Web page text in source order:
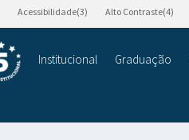
Acessibilidade(3) Alto Contraste(4)
Institucional Graduação